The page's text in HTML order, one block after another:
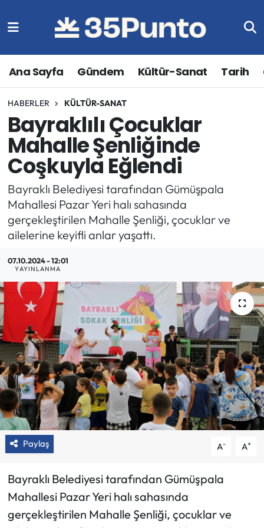
Ana Sayfa Gündem Kültür-Sanat Tarih
HABERLER KÜLTÜR-SANAT
Bayraklılı Çocuklar
Mahalle Şenliğinde
Coşkuyla Eğlendi
Bayraklı Belediyesi tarafından Gümüşpala
Mahallesi Pazar Yeri halı sahasında
gerçekleştirilen Mahalle Şenliği, çocuklar ve
ailelerine keyifli anlar yaşattı.
07.10.2024 - 12:01
YAYINLANMA
Paylaş A- A+
Bayraklı Belediyesi tarafından Gümüşpala
Mahallesi Pazar Yeri halı sahasında
gerçekleştirilen Mahalle Şenliği, çocuklar ve